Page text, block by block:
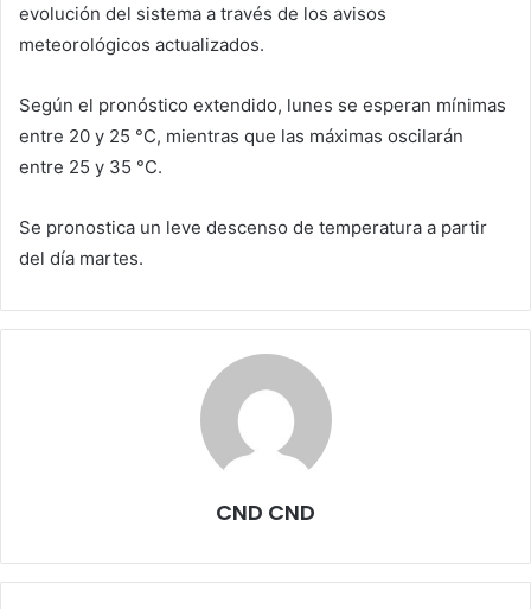
evolución del sistema a través de los avisos
meteorológicos actualizados.
Según el pronóstico extendido, lunes se esperan mínimas
entre 20 y 25 °C, mientras que las máximas oscilarán
entre 25 y 35 °C.
Se pronostica un leve descenso de temperatura a partir
del día martes.
CND CND